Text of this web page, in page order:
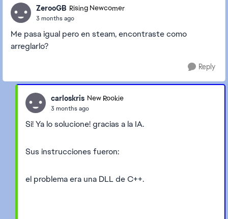
ZerooGB Rising Newcomer
3 months ago
Me pasa igual pero en steam, encontraste como
arreglarlo?
Reply
carloskris New Rookie
3 months ago
Si! Ya lo solucione! gracias a la IA.
Sus instrucciones fueron:
el problema era una DLL de C++.